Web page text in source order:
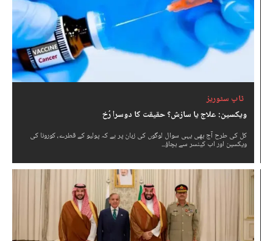
ٹاپ سٹوریز
ویکسین: علاج یا سازش؟ حقیقت کا دوسرا رُخ
کل کی طرح آج بھی یہی سوال لوگوں کی زبان پر ہے کہ پولیو کے قطرے، کورونا کی
ویکسین اور اب کینسر سے بچاؤ...